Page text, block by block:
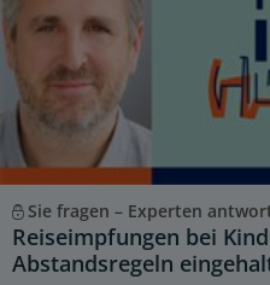
Sie fragen – Experten
Reiseimpfungen bei
Abstandsregeln